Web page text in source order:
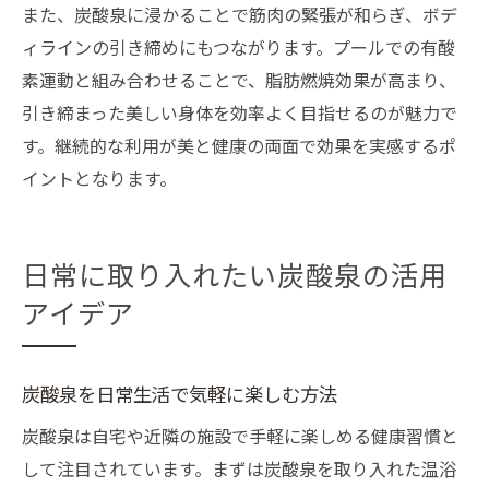
また、炭酸泉に浸かることで筋肉の緊張が和らぎ、ボデ
ィラインの引き締めにもつながります。プールでの有酸
素運動と組み合わせることで、脂肪燃焼効果が高まり、
引き締まった美しい身体を効率よく目指せるのが魅力で
す。継続的な利用が美と健康の両面で効果を実感するポ
イントとなります。
日常に取り入れたい炭酸泉の活用
アイデア
炭酸泉を日常生活で気軽に楽しむ方法
炭酸泉は自宅や近隣の施設で手軽に楽しめる健康習慣と
して注目されています。まずは炭酸泉を取り入れた温浴